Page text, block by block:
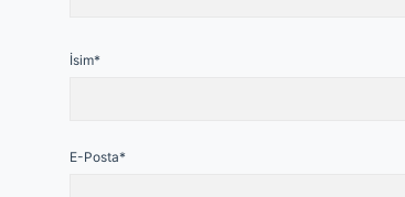
İsim*
E-Posta*